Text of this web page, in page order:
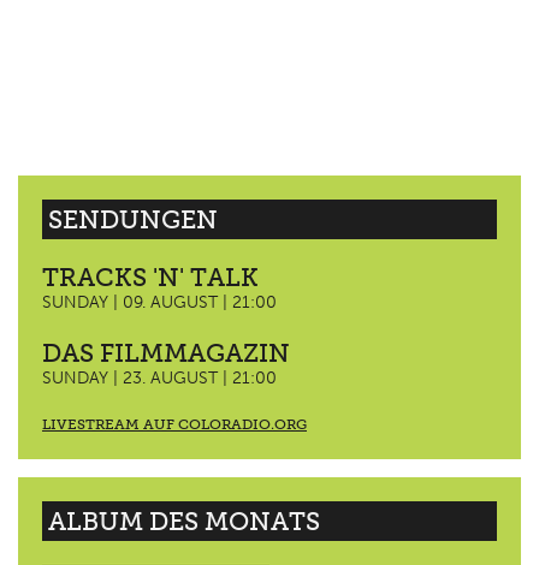
SENDUNGEN
TRACKS 'N' TALK
SUNDAY | 09. AUGUST | 21:00
DAS FILMMAGAZIN
SUNDAY | 23. AUGUST | 21:00
LIVESTREAM AUF COLORADIO.ORG
ALBUM DES MONATS